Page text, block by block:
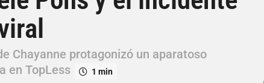
Chayanne protagonizó un aparatoso
en TopLess
1 min